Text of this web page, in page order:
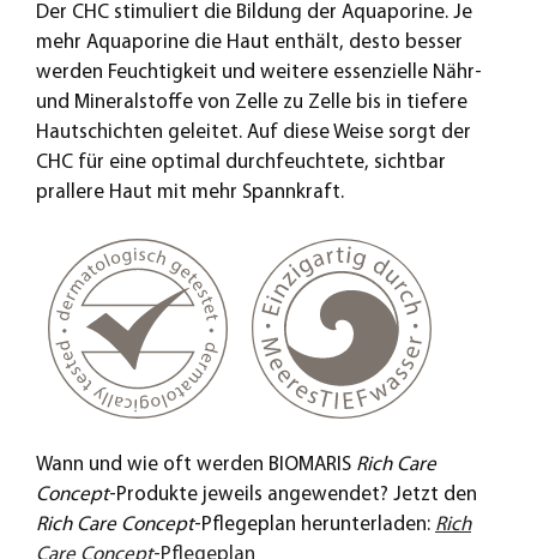
Der CHC stimuliert die Bildung der Aquaporine. Je
mehr Aquaporine die Haut enthält, desto besser
werden Feuchtigkeit und weitere essenzielle Nähr-
und Mineralstoffe von Zelle zu Zelle bis in tiefere
Hautschichten geleitet. Auf diese Weise sorgt der
CHC für eine optimal durchfeuchtete, sichtbar
prallere Haut mit mehr Spannkraft.
Wann und wie oft werden BIOMARIS Rich Care
Concept-Produkte jeweils angewendet? Jetzt den
Rich Care Concept-Pflegeplan herunterladen: Rich